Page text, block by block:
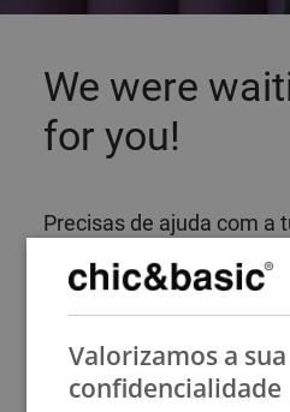
We were
for you!
Precisas de ajuda com a
questões sobre a tua
Boutique.
Valorizamos a sua
confidencialidade